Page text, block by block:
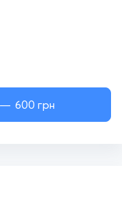
600 грн